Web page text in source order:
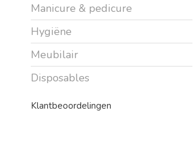
Manicure & pedicure
Hygiëne
Meubilair
Disposables
Klantbeoordelingen